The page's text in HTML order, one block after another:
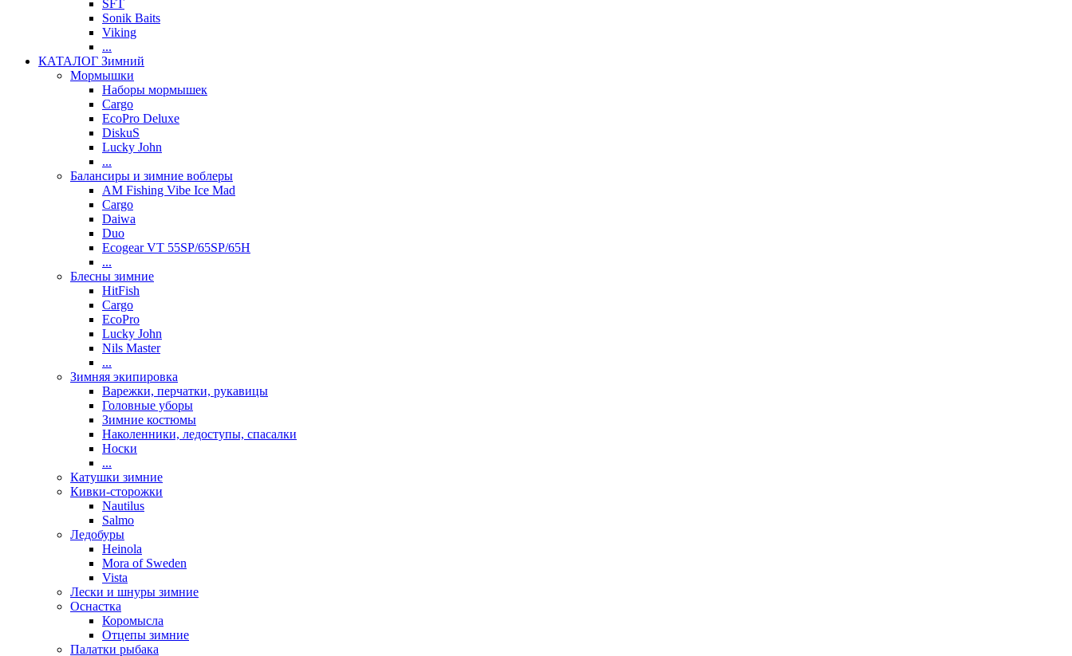
SFT
Sonik Baits
Viking
...
КАТАЛОГ Зимний
Мормышки
Наборы мормышек
Cargo
EcoPro Deluxe
DiskuS
Lucky John
...
Балансиры и зимние воблеры
AM Fishing Vibe Ice Mad
Cargo
Daiwa
Duo
Ecogear VT 55SP/65SP/65H
...
Блесны зимние
HitFish
Cargo
EcoPro
Lucky John
Nils Master
...
Зимняя экипировка
Варежки, перчатки, рукавицы
Головные уборы
Зимние костюмы
Наколенники, ледоступы, спасалки
Носки
...
Катушки зимние
Кивки-сторожки
Nautilus
Salmo
Ледобуры
Heinola
Mora of Sweden
Vista
Лески и шнуры зимние
Оснастка
Коромысла
Отцепы зимние
Палатки рыбака